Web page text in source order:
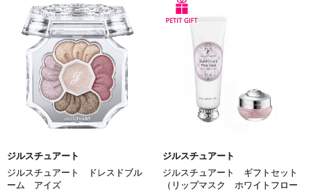
ジルスチュアート
ジルスチュアート ドレスドブル
ーム アイズ
ジルスチュアート
ジルスチュアート ギフトセット
（リップマスク ホワイトフロー